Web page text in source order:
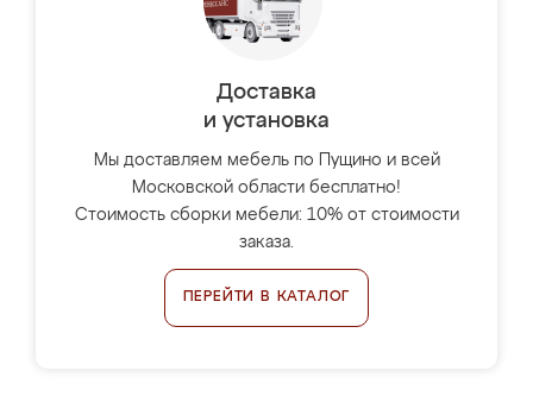
Доставка
и установка
Мы доставляем мебель по Пущино и всей
Московской области бесплатно!
Стоимость сборки мебели: 10% от стоимости
заказа.
ПЕРЕЙТИ В КАТАЛОГ